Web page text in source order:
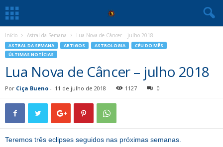
Início Astral da Semana Lua Nova de Câncer – julho 2018
ASTRAL DA SEMANA ARTIGOS ASTROLOGIA
CÉU DO MÊS
ÚLTIMAS NOTÍCIAS
Lua Nova de Câncer – julho 2018
Por Ciça Bueno - 11 de julho de 2018 1127 0
Teremos três eclipses seguidos nas próximas semanas.